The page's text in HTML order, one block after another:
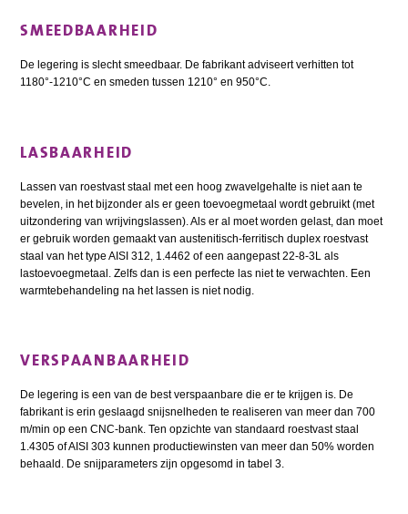
SMEEDBAARHEID
De legering is slecht smeedbaar. De fabrikant adviseert verhitten tot
1180°-1210°C en smeden tussen 1210° en 950°C.
LASBAARHEID
Lassen van roestvast staal met een hoog zwavelgehalte is niet aan te
bevelen, in het bijzonder als er geen toevoegmetaal wordt gebruikt (met
uitzondering van wrijvingslassen). Als er al moet worden gelast, dan moet
er gebruik worden gemaakt van austenitisch-ferritisch duplex roestvast
staal van het type AISI 312, 1.4462 of een aangepast 22-8-3L als
lastoevoegmetaal. Zelfs dan is een perfecte las niet te verwachten. Een
warmtebehandeling na het lassen is niet nodig.
VERSPAANBAARHEID
De legering is een van de best verspaanbare die er te krijgen is. De
fabrikant is erin geslaagd snijsnelheden te realiseren van meer dan 700
m/min op een CNC-bank. Ten opzichte van standaard roestvast staal
1.4305 of AISI 303 kunnen productiewinsten van meer dan 50% worden
behaald. De snijparameters zijn opgesomd in tabel 3.